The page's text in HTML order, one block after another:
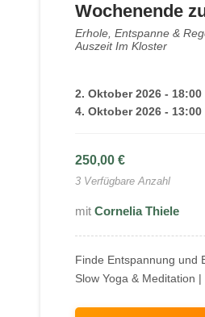
Wochenende
Loslassen ·
Steinfeld Okt
Erhole, Entspanne &
Auszeit Im Kloster
2. Oktober 2026 - 18:00
4. Oktober 2026 - 13:00
250,00 €
3 Verfügbare Anzahl
Cornelia Thiele
Finde Entspannung und
Slow Yoga & Meditation |